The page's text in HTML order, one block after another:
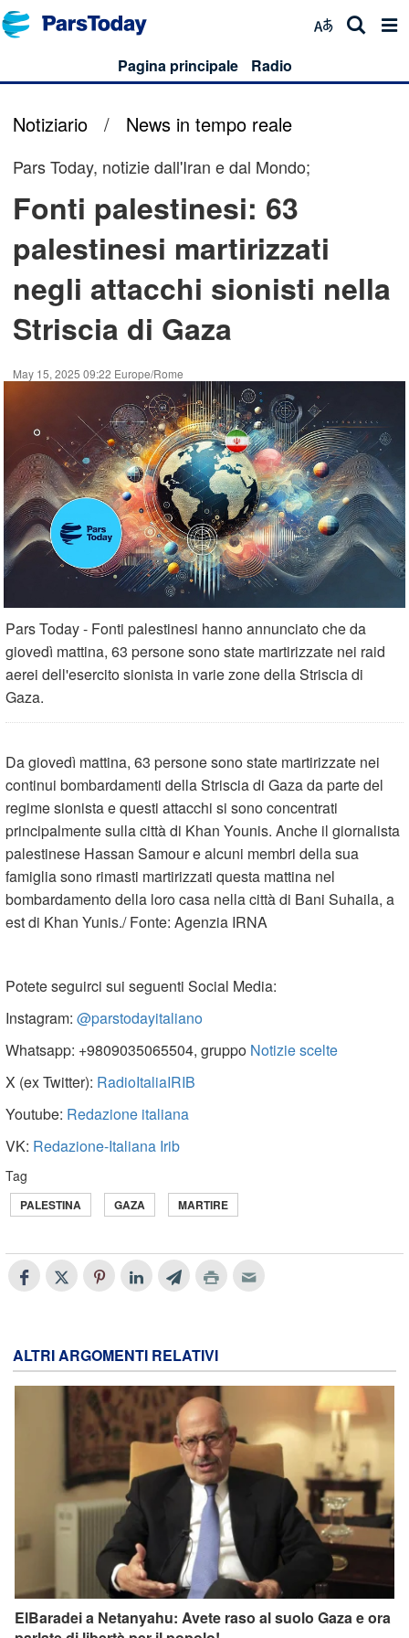
Pagina principale Radio
Notiziario / News in tempo reale
Pars Today, notizie dall'Iran e dal Mondo;
Fonti palestinesi: 63
palestinesi martirizzati
negli attacchi sionisti nella
Striscia di Gaza
May 15, 2025 09:22 Europe/Rome
Pars Today - Fonti palestinesi hanno annunciato che da
giovedì mattina, 63 persone sono state martirizzate nei raid
aerei dell'esercito sionista in varie zone della Striscia di
Gaza.
Da giovedì mattina, 63 persone sono state martirizzate nei
continui bombardamenti della Striscia di Gaza da parte del
regime sionista e questi attacchi si sono concentrati
principalmente sulla città di Khan Younis. Anche il giornalista
palestinese Hassan Samour e alcuni membri della sua
famiglia sono rimasti martirizzati questa mattina nel
bombardamento della loro casa nella città di Bani Suhaila, a
est di Khan Yunis./ Fonte: Agenzia IRNA
Potete seguirci sui seguenti Social Media:
Instagram: @parstodayitaliano
Whatsapp: +9809035065504, gruppo Notizie scelte
X (ex Twitter): RadioItaliaIRIB
Youtube: Redazione italiana
VK: Redazione-Italiana Irib
Tag
PALESTINA GAZA MARTIRE
ALTRI ARGOMENTI RELATIVI
ElBaradei a Netanyahu: Avete raso al suolo Gaza e ora